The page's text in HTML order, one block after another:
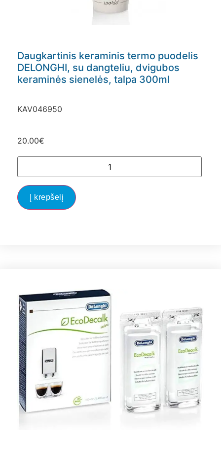
Daugkartinis keraminis termo puodelis
DELONGHI, su dangteliu, dvigubos
keraminės sienelės, talpa 300ml
KAV046950
20.00€
Į krepšelį